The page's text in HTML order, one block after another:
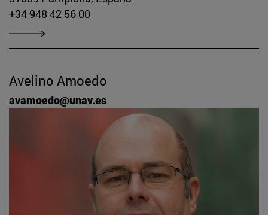
+34 948 42 56 00
Avelino Amoedo
avamoedo@unav.es